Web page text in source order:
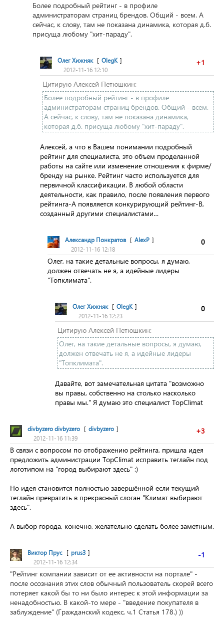
Более подробный рейтинг - в профиле
администраторам страниц брендов. Общий - всем. А
сейчас, к слову, там не показана динамика, которая д.б.
присуща любому "хит-параду".
+1
Олег Хижняк [ OlegK ]
2012-11-16 12:10
Цитирую Алексей Петюшкин:
Более подробный рейтинг - в профиле
администраторам страниц брендов. Общий - всем.
А сейчас, к слову, там не показана динамика,
которая д.б. присуща любому "хит-параду".
Алексей, а что в Вашем понимании подробный
рейтинг для специалиста, это объем проделанной
работы на сайте или изменение отношения к фирме/
бренду на рынке. Рейтинг часто используется для
первичной классификации. В любой области
деятельности, как правило, после появления первого
рейтинга-А появляется конкурирующий рейтинг-В,
созданный другими специалистами…
0
Александр Понкратов [ AlexP ]
2012-11-16 12:18
Олег, на такие детальные вопросы, я думаю,
должен отвечать не я, а идейные лидеры
"Топклимата".
0
Олег Хижняк [ OlegK ]
2012-11-16 12:23
Цитирую Алексей Петюшкин:
Олег, на такие детальные вопросы, я думаю,
должен отвечать не я, а идейные лидеры
"Топклимата".
Давайте, вот замечательная цитата "возможно
вы правы, собственно на столько насколько
правы мы." Я думаю это специалист TopClimat
+3
divbyzero divbyzero [ divbyzero ]
2012-11-16 11:39
В связи с вопросом по отображению рейтинга, пришла идея
предложить администрации TopClimat исправить теглайн под
логотипом на "город выбирают здесь" :)
Но идея становится полностью завершённой если текущий
теглайн превратить в прекрасный слоган "Климат выбирают
здесь".
А выбор города, конечно, желательно сделать более заметным.
-1
Виктор Прус [ prus3 ]
2012-11-16 12:34
"Рейтинг компании зависит от ее активности на портале" -
после осознания этих слов обычный пользователь скорей всего
потеряет какой бы то ни было интерес к этой информации за
ненадобностью. В какой-то мере - "введение покупателя в
заблуждение" (Гражданский кодекс, ч.1 Статья 178.) ))